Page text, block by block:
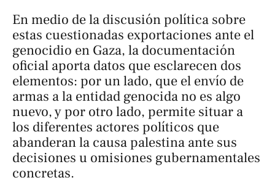
En medio de la discusión política sobre
estas cuestionadas exportaciones ante el
genocidio en Gaza, la documentación
oficial aporta datos que esclarecen dos
elementos: por un lado, que el envío de
armas a la entidad genocida no es algo
nuevo, y por otro lado, permite situar a
los diferentes actores políticos que
abanderan la causa palestina ante sus
decisiones u omisiones gubernamentales
concretas.​